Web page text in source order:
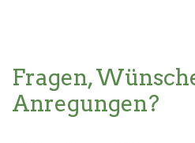
Fragen,
Anregungen?